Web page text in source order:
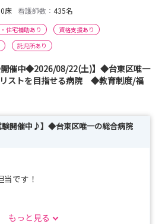
床 看護師数： 435名
住宅補助あり
資格支援あり
託児所あり
開催中◆2026/08/22(土)】◆台東区唯一
ストを目指せる病院 ◆教育制度/福
験開催中♪】◆台東区唯一の総合病院
です！
もっと見る